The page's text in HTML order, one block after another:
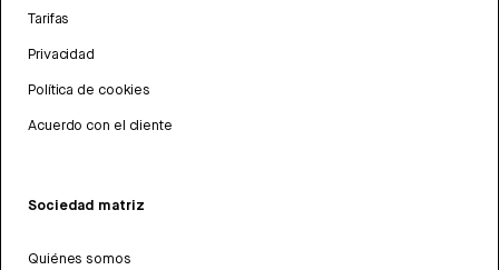
Tarifas
Privacidad
Política de cookies
Acuerdo con el cliente
Sociedad matriz
Quiénes somos